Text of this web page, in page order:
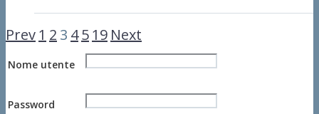
Prev1 2 3 4519 Next
Nome utente
Password